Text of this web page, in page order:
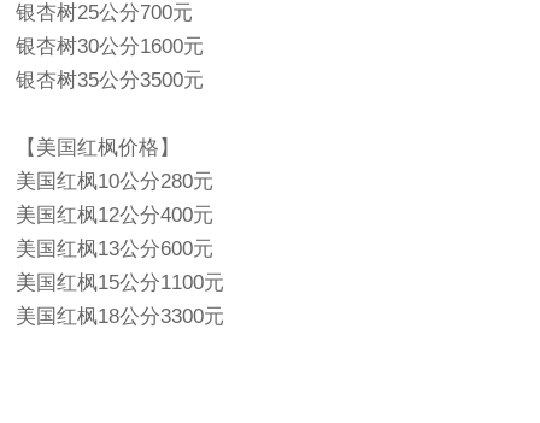
银杏树25公分700元
银杏树30公分1600元
银杏树35公分3500元
【美国红枫价格】
美国红枫10公分280元
美国红枫12公分400元
美国红枫13公分600元
美国红枫15公分1100元
美国红枫18公分3300元